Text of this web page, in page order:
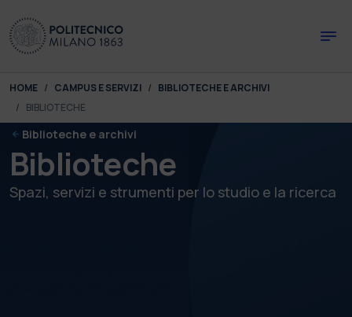
You are here:
HOME CAMPUS E SERVIZI
BIBLIOTECHE E ARCHIVI
BIBLIOTECHE
Biblioteche e archivi
Biblioteche
Spazi, servizi e strumenti per lo studio e la ricerca